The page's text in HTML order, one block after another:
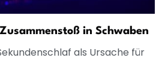
in Schwaben
als Ursache für